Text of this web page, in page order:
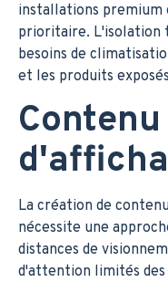
installations premium
prioritaire. L'isolation
besoins de
et les produits
La création de
nécessite une
distances de
d'attention limités des